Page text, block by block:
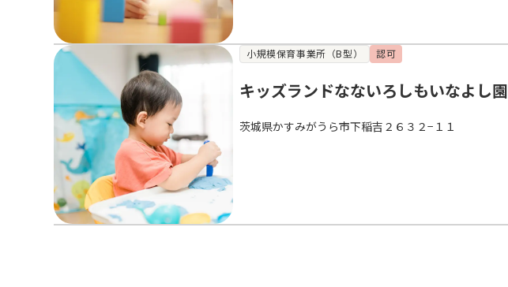
小規模保育事業所（B型） 認可
キッズランドなないろしもいなよし園
茨城県かすみがうら市下稲吉２６３２−１１